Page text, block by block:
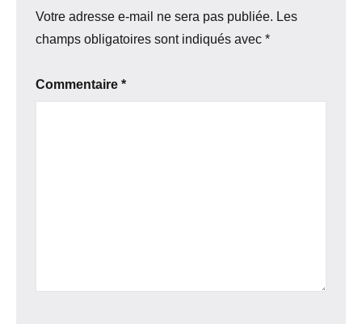
Votre adresse e-mail ne sera pas publiée. Les
champs obligatoires sont indiqués avec *
Commentaire *